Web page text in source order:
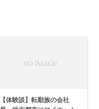
【体験談】転勤族の会社